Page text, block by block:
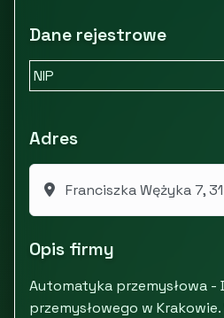
Dane rejestrowe
NIP
Adres
Franciszka Wężyka 7,
Opis firmy
Automatyka przemysłowa
przemysłowego w